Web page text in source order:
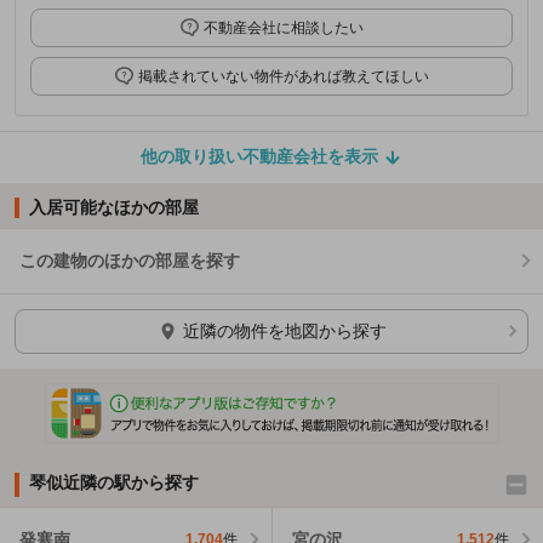
不動産会社に相談したい
掲載されていない物件があれば教えてほしい
他の取り扱い不動産会社を表示
入居可能なほかの部屋
この建物のほかの部屋を探す
ほかの部屋を検索中…
近隣の物件を地図から探す
琴似近隣の駅から探す
発寒南 宮の沢